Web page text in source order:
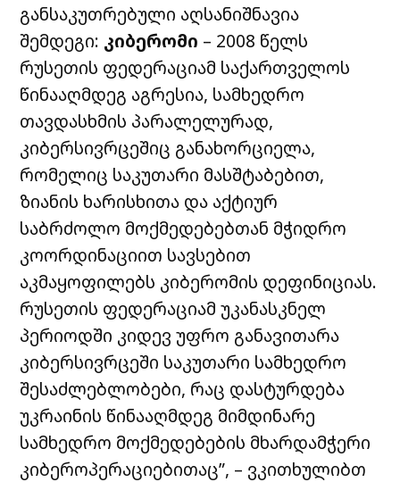
განსაკუთრებული აღსანიშნავია
შემდეგი: კიბერომი – 2008 წელს
რუსეთის ფედერაციამ საქართველოს
წინააღმდეგ აგრესია, სამხედრო
თავდასხმის პარალელურად,
კიბერსივრცეშიც განახორციელა,
რომელიც საკუთარი მასშტაბებით,
ზიანის ხარისხითა და აქტიურ
საბრძოლო მოქმედებებთან მჭიდრო
კოორდინაციით სავსებით
აკმაყოფილებს კიბერომის დეფინიციას.
რუსეთის ფედერაციამ უკანასკნელ
პერიოდში კიდევ უფრო განავითარა
კიბერსივრცეში საკუთარი სამხედრო
შესაძლებლობები, რაც დასტურდება
უკრაინის წინააღმდეგ მიმდინარე
სამხედრო მოქმედებების მხარდამჭერი
კიბეროპერაციებითაც”, – ვკითხულიბთ